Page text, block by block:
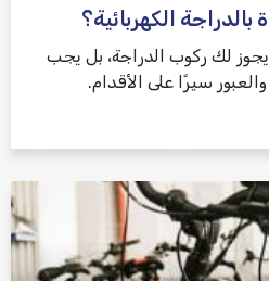
الكهربائية؟
لك ركوب الدراجة، بل يجب
سيرًا على الأقدام.